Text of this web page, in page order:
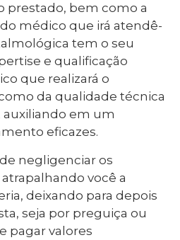
prestado, bem como a
médico que irá atendê-
tem o seu
e qualificação
que realizará o
da qualidade técnica
auxiliando em um
eficazes.
negligenciar os
você a
deixando para depois
seja por preguiça ou
pagar valores